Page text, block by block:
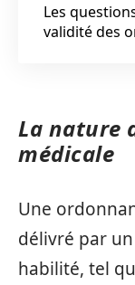
Les
validité des
La nature
médicale
Une
délivré par
habilité, tel